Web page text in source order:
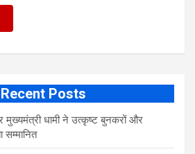
Recent Posts
मुख्यमंत्री धामी ने उत्कृष्ट बुनकरों और
सम्मानित